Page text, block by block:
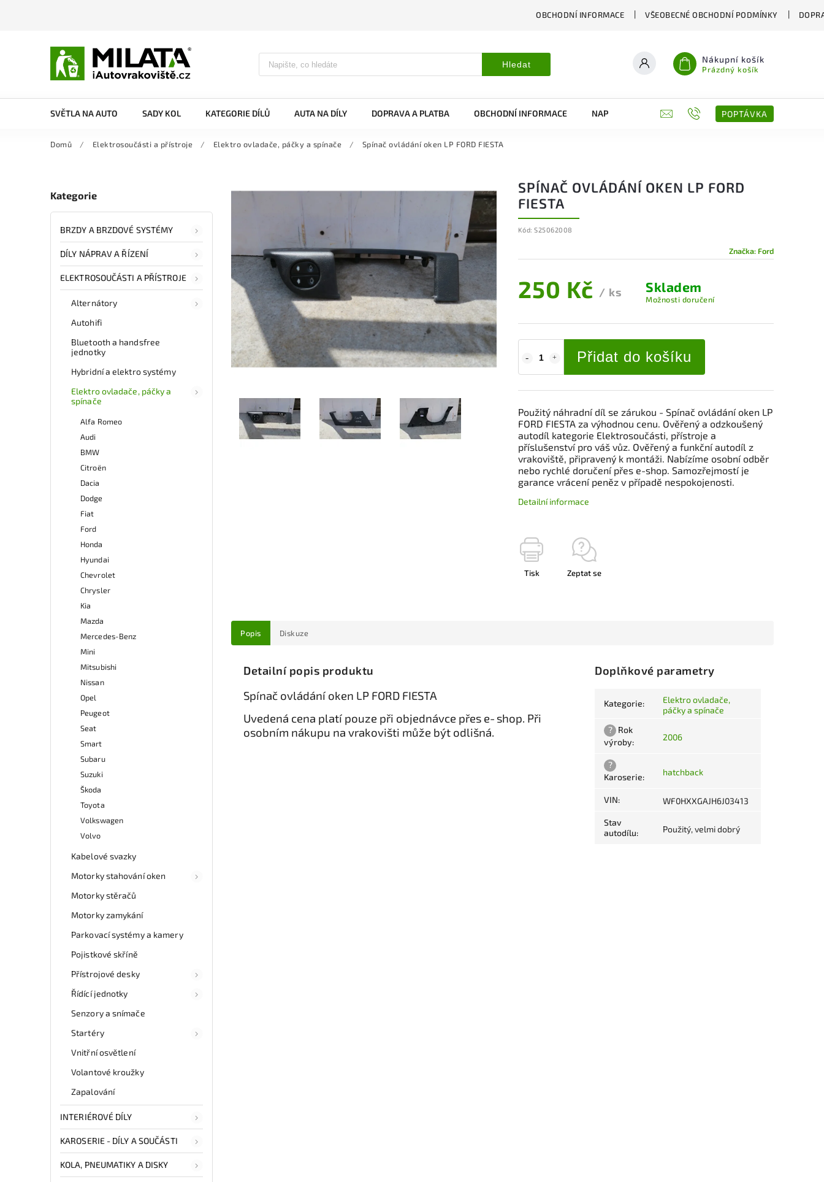
OBCHODNÍ INFORMACE VŠEOBECNÉ OBCHODNÍ PODMÍNKY
Hledat Nákupní košík
Prázdný košík
SVĚTLA NA AUTO SADY KOL KATEGORIE DÍLŮ AUTA NA DÍLY DOPRAVA A PLATBA OBCHODNÍ INFORMACE NAPIŠTE NÁM KONTAKTY POPTÁVKA
Domů / Elektrosoučásti a přístroje / Elektro ovladače, páčky a spínače / Spínač ovládání oken LP FORD FIESTA
Kategorie
BRZDY A BRZDOVÉ SYSTÉMY
DÍLY NÁPRAV A ŘÍZENÍ
ELEKTROSOUČÁSTI A PŘÍSTROJE
Alternátory
Autohifi
Bluetooth a handsfree
jednotky
Hybridní a elektro systémy
Elektro ovladače, páčky a
spínače
Alfa Romeo
Audi
BMW
Citroën
Dacia
Dodge
Fiat
Ford
Honda
Hyundai
Chevrolet
Chrysler
Kia
Mazda
Mercedes-Benz
Mini
Mitsubishi
Nissan
Opel
Peugeot
Seat
Smart
Subaru
Suzuki
Škoda
Toyota
Volkswagen
Volvo
Kabelové svazky
Motorky stahování oken
Motorky stěračů
Motorky zamykání
Parkovací systémy a kamery
Pojistkové skříně
Přístrojové desky
Řídící jednotky
Senzory a snímače
Startéry
Vnitřní osvětlení
Volantové kroužky
Zapalování
INTERIÉROVÉ DÍLY
KAROSERIE - DÍLY A SOUČÁSTI
KOLA, PNEUMATIKY A DISKY
SPÍNAČ OVLÁDÁNÍ OKEN LP FORD
FIESTA
Kód: S25062008
Značka: Ford
250 Kč / ks Skladem
Možnosti doručení
Přidat do košíku
Použitý náhradní díl se zárukou - Spínač ovládání oken LP
FORD FIESTA za výhodnou cenu. Ověřený a odzkoušený
autodíl kategorie Elektrosoučásti, přístroje a
příslušenství pro váš vůz. Ověřený a funkční autodíl z
vrakoviště, připravený k montáži. Nabízíme osobní odběr
nebo rychlé doručení přes e-shop. Samozřejmostí je
garance vrácení peněz v případě nespokojenosti.
Detailní informace
Tisk Zeptat se
Popis Diskuze
Detailní popis produktu
Spínač ovládání oken LP FORD FIESTA
Uvedená cena platí pouze při objednávce přes e‑shop. Při
osobním nákupu na vrakovišti může být odlišná.
Doplňkové parametry
Kategorie:
Elektro ovladače,
páčky a spínače
? Rok
výroby: 2006
?
Karoserie: hatchback
VIN: WF0HXXGAJH6J03413
Stav
autodílu: Použitý, velmi dobrý